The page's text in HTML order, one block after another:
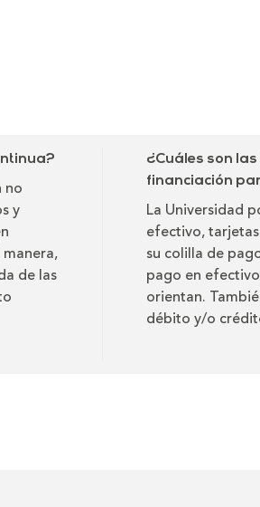
no
y
de las
¿Cuáles son
financiación
La Universidad
efectivo,
su colilla de
pago en
orientan.
débito y/o